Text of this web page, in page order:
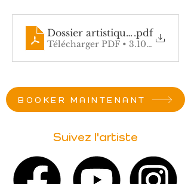
Dossier artistique resonances
.pdf
Télécharger PDF • 3.10MB
BOOKER MAINTENANT
Suivez l'artiste